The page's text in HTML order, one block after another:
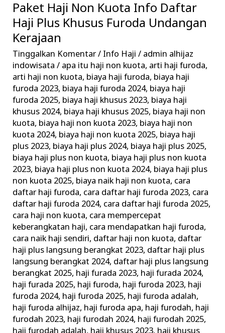
Paket Haji Non Kuota Info Daftar
Haji Plus Khusus Furoda Undangan
Kerajaan
Tinggalkan Komentar/ Info Haji / admin alhijaz
indowisata/ apa itu haji non kuota, arti haji furoda,
arti haji non kuota, biaya haji furoda, biaya haji
furoda 2023, biaya haji furoda 2024, biaya haji
furoda 2025, biaya haji khusus 2023, biaya haji
khusus 2024, biaya haji khusus 2025, biaya haji non
kuota, biaya haji non kuota 2023, biaya haji non
kuota 2024, biaya haji non kuota 2025, biaya haji
plus 2023, biaya haji plus 2024, biaya haji plus 2025,
biaya haji plus non kuota, biaya haji plus non kuota
2023, biaya haji plus non kuota 2024, biaya haji plus
non kuota 2025, biaya naik haji non kuota, cara
daftar haji furoda, cara daftar haji furoda 2023, cara
daftar haji furoda 2024, cara daftar haji furoda 2025,
cara haji non kuota, cara mempercepat
keberangkatan haji, cara mendapatkan haji furoda,
cara naik haji sendiri, daftar haji non kuota, daftar
haji plus langsung berangkat 2023, daftar haji plus
langsung berangkat 2024, daftar haji plus langsung
berangkat 2025, haji furada 2023, haji furada 2024,
haji furada 2025, haji furoda, haji furoda 2023, haji
furoda 2024, haji furoda 2025, haji furoda adalah,
haji furoda alhijaz, haji furoda apa, haji furodah, haji
furodah 2023, haji furodah 2024, haji furodah 2025,
Paket
Haji
Non
Kuota
Info
Daftar
Haji
Plus
Khusus
Furoda
Undangan
Kerajaan